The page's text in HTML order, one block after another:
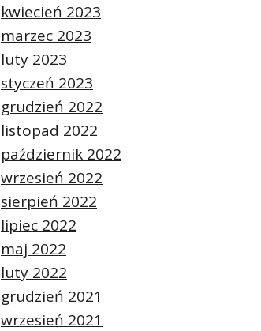
kwiecień 2023
marzec 2023
luty 2023
styczeń 2023
grudzień 2022
listopad 2022
październik 2022
wrzesień 2022
sierpień 2022
lipiec 2022
maj 2022
luty 2022
grudzień 2021
wrzesień 2021